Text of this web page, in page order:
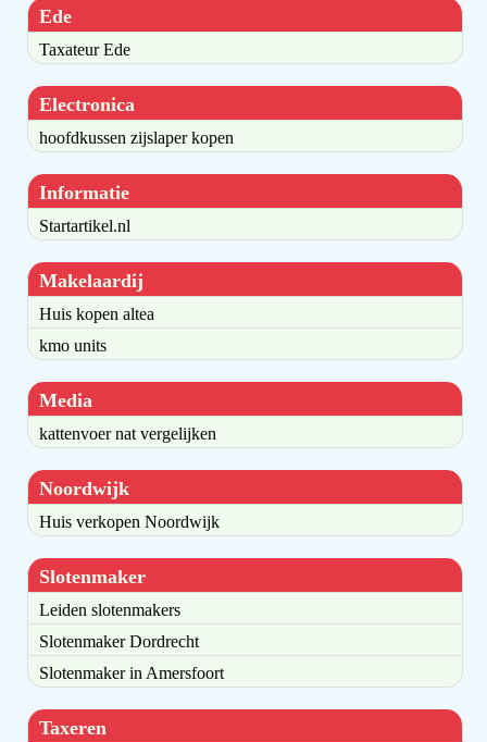
Ede
Taxateur Ede
Electronica
hoofdkussen zijslaper kopen
Informatie
Startartikel.nl
Makelaardij
Huis kopen altea
kmo units
Media
kattenvoer nat vergelijken
Noordwijk
Huis verkopen Noordwijk
Slotenmaker
Leiden slotenmakers
Slotenmaker Dordrecht
Slotenmaker in Amersfoort
Taxeren